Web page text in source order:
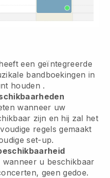
een geïntegreerde
bandboekingen in
houden .
wanneer uw
zijn en hij zal het
regels gemaakt
set-up.
u beschikbaar
geen gedoe.